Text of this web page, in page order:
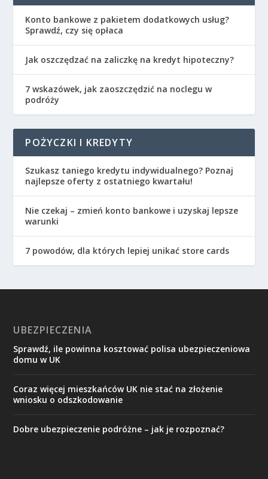
Konto bankowe z pakietem dodatkowych usług?
Sprawdź, czy się opłaca
Jak oszczędzać na zaliczkę na kredyt hipoteczny?
7 wskazówek, jak zaoszczędzić na noclegu w
podróży
POŻYCZKI I KREDYTY
Szukasz taniego kredytu indywidualnego? Poznaj
najlepsze oferty z ostatniego kwartału!
Nie czekaj – zmień konto bankowe i uzyskaj lepsze
warunki
7 powodów, dla których lepiej unikać store cards
UBEZPIECZENIA
Sprawdź, ile powinna kosztować polisa ubezpieczeniowa
domu w UK
Coraz więcej mieszkańców UK nie stać na złożenie
wniosku o odszkodowanie
Dobre ubezpieczenie podróżne – jak je rozpoznać?